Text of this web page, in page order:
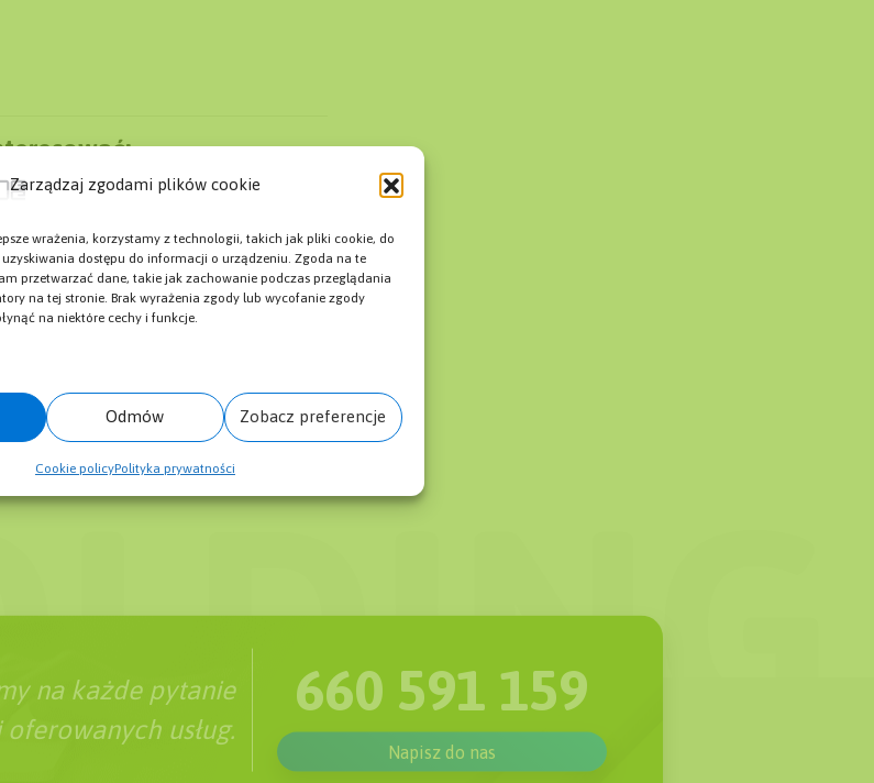
Zarządzaj zgodami plików cookie
wrażenia, korzystamy z technologii, takich jak pliki cookie, do
dostępu do informacji o urządzeniu. Zgoda na te
przetwarzać dane, takie jak zachowanie podczas przeglądania
na tej stronie. Brak wyrażenia zgody lub wycofanie zgody
na niektóre cechy i funkcje.
Odmów Zobacz preferencje
Cookie policyPolityka prywatności
SSL – Co to jest certyfikat SSL?
– Co to jest?
(Schema.org)
Content Delivery Network (CDN)
Site Bonus
SEO
Co to jest Domain Rating (DR)?
na każde pytanie
usług.
660 591 159
Napisz do nas